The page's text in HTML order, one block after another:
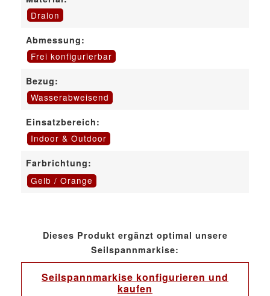
Dralon
Abmessung:
Frei konfigurierbar
Bezug:
Wasserabweisend
Einsatzbereich:
Indoor & Outdoor
Farbrichtung:
Gelb / Orange
Dieses Produkt ergänzt optimal unsere
Seilspannmarkise:
Seilspannmarkise konfigurieren und
kaufen